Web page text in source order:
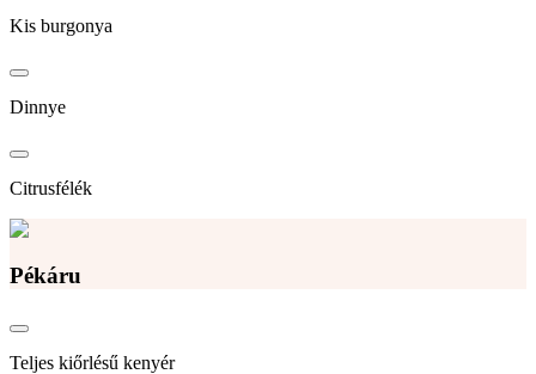
Kis burgonya
Dinnye
Citrusfélék
Pékáru
Teljes kiőrlésű kenyér